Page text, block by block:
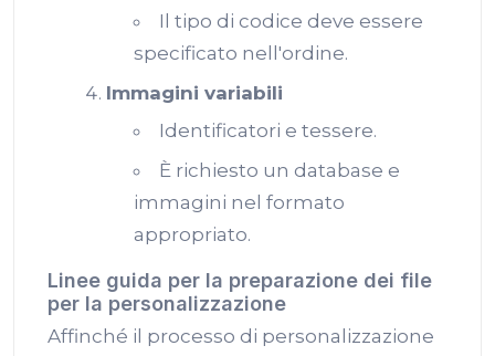
Il tipo di codice deve essere
specificato nell'ordine.
Immagini variabili
Identificatori e tessere.
È richiesto un database e
immagini nel formato
appropriato.
Linee guida per la preparazione dei file
per la personalizzazione
Affinché il processo di personalizzazione